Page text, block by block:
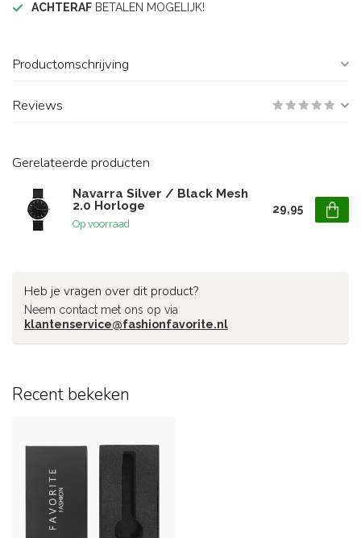
ACHTERAF BETALEN MOGELIJK!
Productomschrijving
Reviews
Gerelateerde producten
Navarra Silver / Black Mesh
2.0 Horloge
Op voorraad
29,95
Heb je vragen over dit product?
Neem contact met ons op via
klantenservice@fashionfavorite.nl
Recent bekeken